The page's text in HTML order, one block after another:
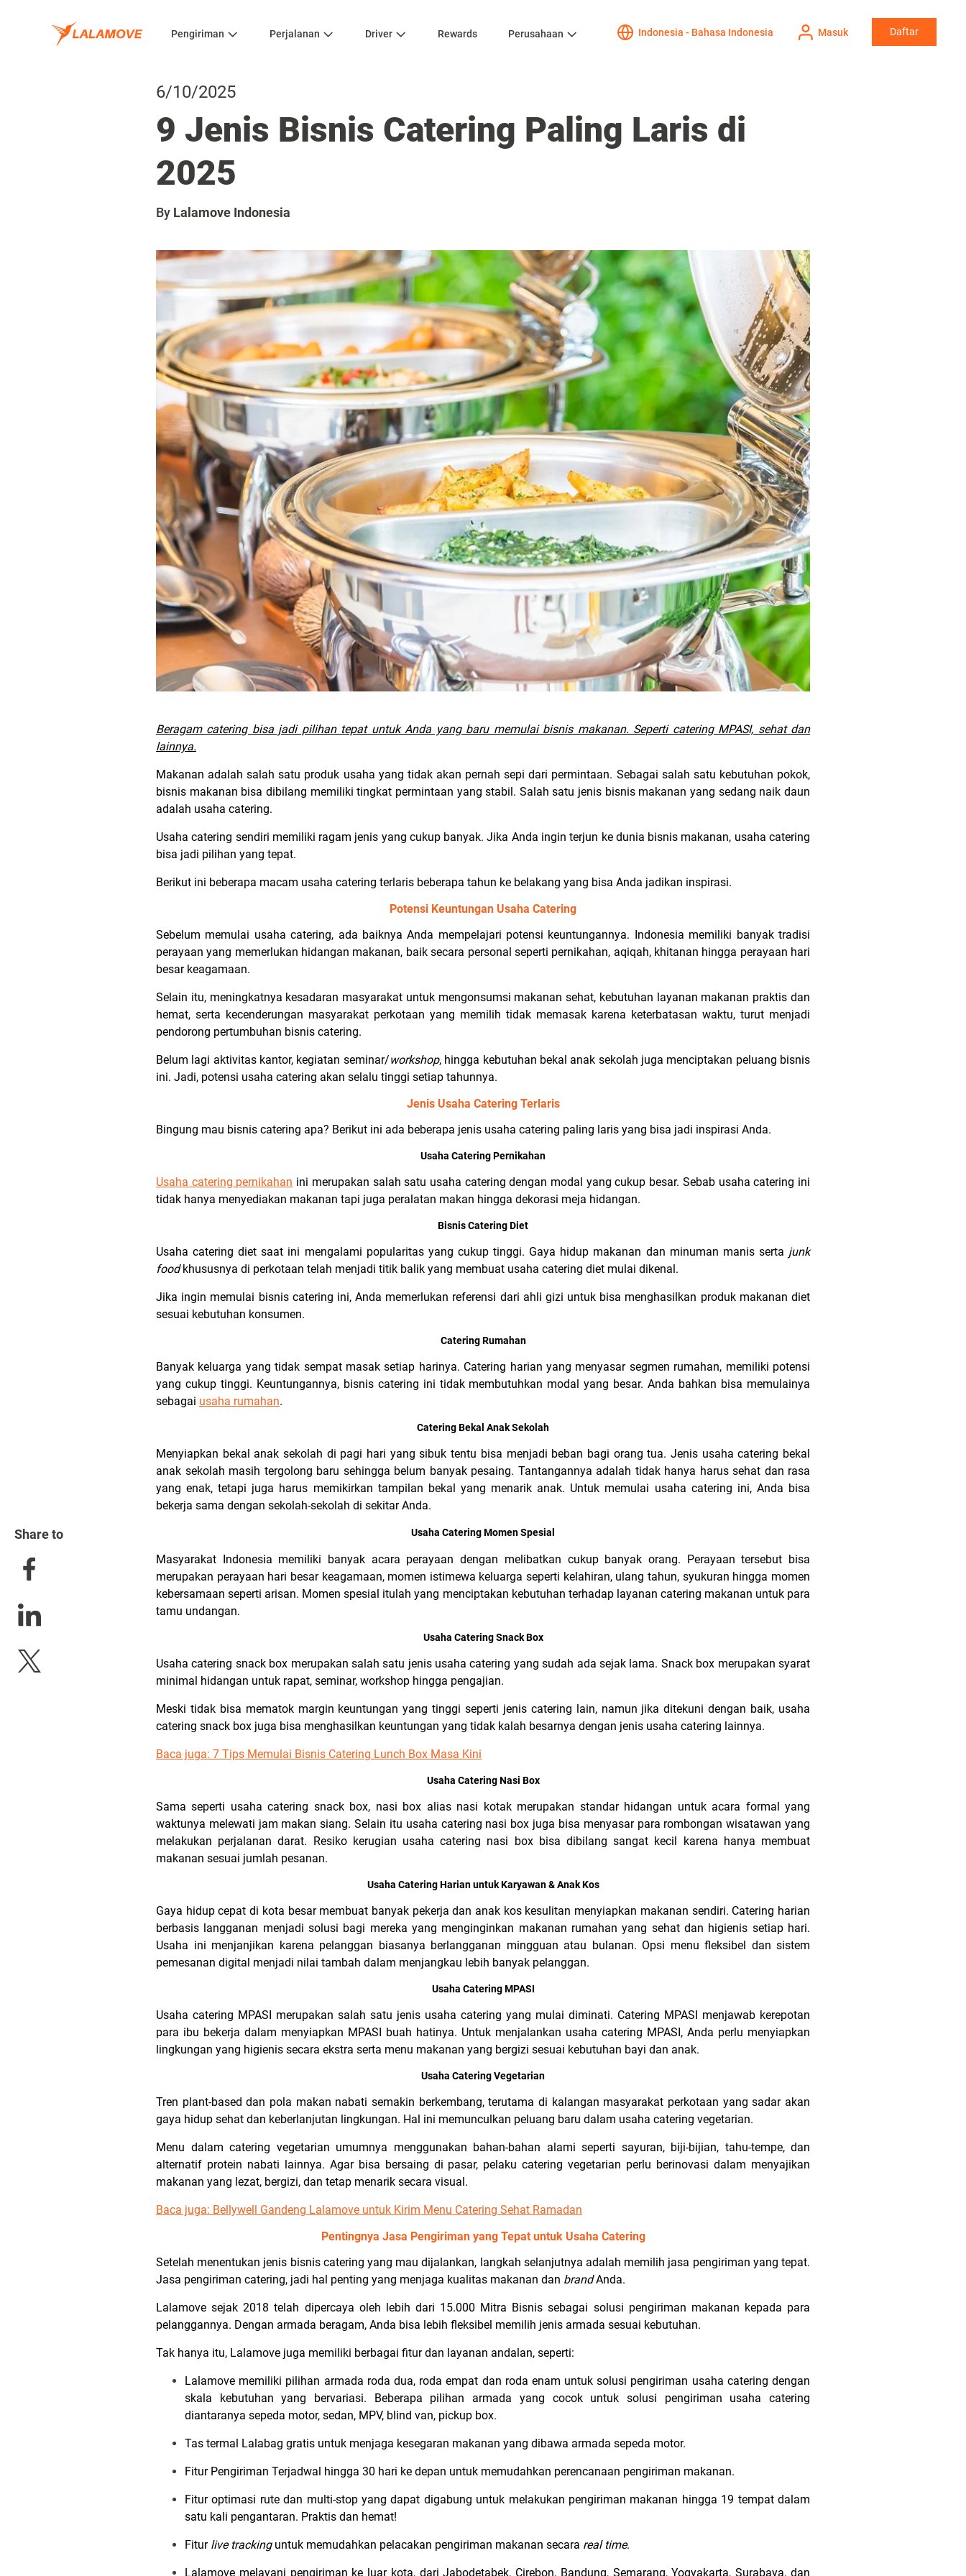
Pengiriman Perjalanan Driver Rewards Perusahaan Indonesia - Bahasa Indonesia Masuk Daftar
6/10/2025
9 Jenis Bisnis Catering Paling Laris di
2025
By Lalamove Indonesia
Beragam catering bisa jadi pilihan tepat untuk Anda yang baru memulai bisnis makanan. Seperti catering MPASI, sehat dan
lainnya.
Makanan adalah salah satu produk usaha yang tidak akan pernah sepi dari permintaan. Sebagai salah satu kebutuhan pokok,
bisnis makanan bisa dibilang memiliki tingkat permintaan yang stabil. Salah satu jenis bisnis makanan yang sedang naik daun
adalah usaha catering.
Usaha catering sendiri memiliki ragam jenis yang cukup banyak. Jika Anda ingin terjun ke dunia bisnis makanan, usaha catering
bisa jadi pilihan yang tepat.
Berikut ini beberapa macam usaha catering terlaris beberapa tahun ke belakang yang bisa Anda jadikan inspirasi.
Potensi Keuntungan Usaha Catering
Sebelum memulai usaha catering, ada baiknya Anda mempelajari potensi keuntungannya. Indonesia memiliki banyak tradisi
perayaan yang memerlukan hidangan makanan, baik secara personal seperti pernikahan, aqiqah, khitanan hingga perayaan hari
besar keagamaan.
Selain itu, meningkatnya kesadaran masyarakat untuk mengonsumsi makanan sehat, kebutuhan layanan makanan praktis dan
hemat, serta kecenderungan masyarakat perkotaan yang memilih tidak memasak karena keterbatasan waktu, turut menjadi
pendorong pertumbuhan bisnis catering.
Belum lagi aktivitas kantor, kegiatan seminar/workshop, hingga kebutuhan bekal anak sekolah juga menciptakan peluang bisnis
ini. Jadi, potensi usaha catering akan selalu tinggi setiap tahunnya.
Jenis Usaha Catering Terlaris
Bingung mau bisnis catering apa? Berikut ini ada beberapa jenis usaha catering paling laris yang bisa jadi inspirasi Anda.
Usaha Catering Pernikahan
Usaha catering pernikahan ini merupakan salah satu usaha catering dengan modal yang cukup besar. Sebab usaha catering ini
tidak hanya menyediakan makanan tapi juga peralatan makan hingga dekorasi meja hidangan.
Bisnis Catering Diet
Usaha catering diet saat ini mengalami popularitas yang cukup tinggi. Gaya hidup makanan dan minuman manis serta junk
foodkhususnya di perkotaan telah menjadi titik balik yang membuat usaha catering diet mulai dikenal.
Jika ingin memulai bisnis catering ini, Anda memerlukan referensi dari ahli gizi untuk bisa menghasilkan produk makanan diet
sesuai kebutuhan konsumen.
Catering Rumahan
Banyak keluarga yang tidak sempat masak setiap harinya. Catering harian yang menyasar segmen rumahan, memiliki potensi
yang cukup tinggi. Keuntungannya, bisnis catering ini tidak membutuhkan modal yang besar. Anda bahkan bisa memulainya
sebagai usaha rumahan.
Catering Bekal Anak Sekolah
Menyiapkan bekal anak sekolah di pagi hari yang sibuk tentu bisa menjadi beban bagi orang tua. Jenis usaha catering bekal
anak sekolah masih tergolong baru sehingga belum banyak pesaing. Tantangannya adalah tidak hanya harus sehat dan rasa
yang enak, tetapi juga harus memikirkan tampilan bekal yang menarik anak. Untuk memulai usaha catering ini, Anda bisa
bekerja sama dengan sekolah-sekolah di sekitar Anda.
Usaha Catering Momen Spesial
Masyarakat Indonesia memiliki banyak acara perayaan dengan melibatkan cukup banyak orang. Perayaan tersebut bisa
merupakan perayaan hari besar keagamaan, momen istimewa keluarga seperti kelahiran, ulang tahun, syukuran hingga momen
kebersamaan seperti arisan. Momen spesial itulah yang menciptakan kebutuhan terhadap layanan catering makanan untuk para
tamu undangan.
Usaha Catering Snack Box
Usaha catering snack box merupakan salah satu jenis usaha catering yang sudah ada sejak lama. Snack box merupakan syarat
minimal hidangan untuk rapat, seminar, workshop hingga pengajian.
Meski tidak bisa mematok margin keuntungan yang tinggi seperti jenis catering lain, namun jika ditekuni dengan baik, usaha
catering snack box juga bisa menghasilkan keuntungan yang tidak kalah besarnya dengan jenis usaha catering lainnya.
Baca juga: 7 Tips Memulai Bisnis Catering Lunch Box Masa Kini
Usaha Catering Nasi Box
Sama seperti usaha catering snack box, nasi box alias nasi kotak merupakan standar hidangan untuk acara formal yang
waktunya melewati jam makan siang. Selain itu usaha catering nasi box juga bisa menyasar para rombongan wisatawan yang
melakukan perjalanan darat. Resiko kerugian usaha catering nasi box bisa dibilang sangat kecil karena hanya membuat
makanan sesuai jumlah pesanan.
Usaha Catering Harian untuk Karyawan & Anak Kos
Gaya hidup cepat di kota besar membuat banyak pekerja dan anak kos kesulitan menyiapkan makanan sendiri. Catering harian
berbasis langganan menjadi solusi bagi mereka yang menginginkan makanan rumahan yang sehat dan higienis setiap hari.
Usaha ini menjanjikan karena pelanggan biasanya berlangganan mingguan atau bulanan. Opsi menu fleksibel dan sistem
pemesanan digital menjadi nilai tambah dalam menjangkau lebih banyak pelanggan.
Usaha Catering MPASI
Usaha catering MPASI merupakan salah satu jenis usaha catering yang mulai diminati. Catering MPASI menjawab kerepotan
para ibu bekerja dalam menyiapkan MPASI buah hatinya. Untuk menjalankan usaha catering MPASI, Anda perlu menyiapkan
lingkungan yang higienis secara ekstra serta menu makanan yang bergizi sesuai kebutuhan bayi dan anak.
Usaha Catering Vegetarian
Tren plant-based dan pola makan nabati semakin berkembang, terutama di kalangan masyarakat perkotaan yang sadar akan
gaya hidup sehat dan keberlanjutan lingkungan. Hal ini memunculkan peluang baru dalam usaha catering vegetarian.
Menu dalam catering vegetarian umumnya menggunakan bahan-bahan alami seperti sayuran, biji-bijian, tahu-tempe, dan
alternatif protein nabati lainnya. Agar bisa bersaing di pasar, pelaku catering vegetarian perlu berinovasi dalam menyajikan
makanan yang lezat, bergizi, dan tetap menarik secara visual.
Baca juga: Bellywell Gandeng Lalamove untuk Kirim Menu Catering Sehat Ramadan
Pentingnya Jasa Pengiriman yang Tepat untuk Usaha Catering
Setelah menentukan jenis bisnis catering yang mau dijalankan, langkah selanjutnya adalah memilih jasa pengiriman yang tepat.
Jasa pengiriman catering, jadi hal penting yang menjaga kualitas makanan dan brandAnda.
Lalamove sejak 2018 telah dipercaya oleh lebih dari 15.000 Mitra Bisnis sebagai solusi pengiriman makanan kepada para
pelanggannya. Dengan armada beragam, Anda bisa lebih fleksibel memilih jenis armada sesuai kebutuhan.
Tak hanya itu, Lalamove juga memiliki berbagai fitur dan layanan andalan, seperti:
Lalamove memiliki pilihan armada roda dua, roda empat dan roda enam untuk solusi pengiriman usaha catering dengan
skala kebutuhan yang bervariasi. Beberapa pilihan armada yang cocok untuk solusi pengiriman usaha catering
diantaranya sepeda motor, sedan, MPV, blind van, pickup box.
Tas termal Lalabag gratis untuk menjaga kesegaran makanan yang dibawa armada sepeda motor.
Fitur Pengiriman Terjadwal hingga 30 hari ke depan untuk memudahkan perencanaan pengiriman makanan.
Fitur optimasi rute dan multi-stop yang dapat digabung untuk melakukan pengiriman makanan hingga 19 tempat dalam
satu kali pengantaran. Praktis dan hemat!
Fitur live tracking untuk memudahkan pelacakan pengiriman makanan secara real time.
Lalamove melayani pengiriman ke luar kota, dari Jabodetabek, Cirebon, Bandung, Semarang, Yogyakarta, Surabaya, dan
Share to